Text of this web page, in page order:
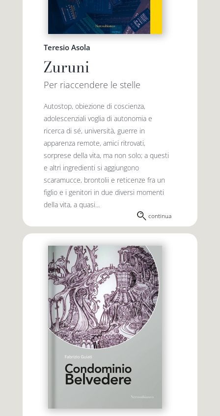
Teresio Asola
Zuruni
Per riaccendere le stelle
Autostop, obiezione di coscienza,
adolescenziali voglia di autonomia e
ricerca di sé, università, guerre in
apparenza remote, amici ritrovati,
sorprese della vita, ma non solo; a questi
e altri ingredienti si aggiungono
scaramucce, brontolii e reticenze fra un
figlio e i genitori in due diversi momenti
della vita, a quasi...
continua